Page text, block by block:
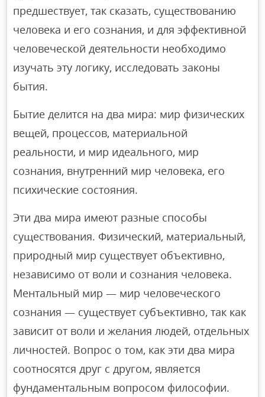
предшествует, так сказать, существованию
человека и его сознания, и для эффективной
человеческой деятельности необходимо
изучать эту логику, исследовать законы
бытия.
Бытие делится на два мира: мир физических
вещей, процессов, материальной
реальности, и мир идеального, мир
сознания, внутренний мир человека, его
психические состояния.
Эти два мира имеют разные способы
существования. Физический, материальный,
природный мир существует объективно,
независимо от воли и сознания человека.
Ментальный мир — мир человеческого
сознания — существует субъективно, так как
зависит от воли и желания людей, отдельных
личностей. Вопрос о том, как эти два мира
соотносятся друг с другом, является
фундаментальным вопросом философии.